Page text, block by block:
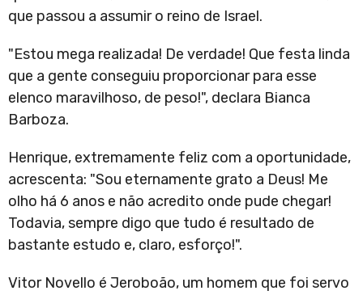
que passou a assumir o reino de Israel.
"Estou mega realizada! De verdade! Que festa linda
que a gente conseguiu proporcionar para esse
elenco maravilhoso, de peso!", declara Bianca
Barboza.
Henrique, extremamente feliz com a oportunidade,
acrescenta: "Sou eternamente grato a Deus! Me
olho há 6 anos e não acredito onde pude chegar!
Todavia, sempre digo que tudo é resultado de
bastante estudo e, claro, esforço!".
Vitor Novello é Jeroboão, um homem que foi servo